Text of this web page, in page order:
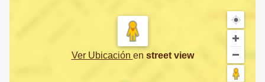
Ver Ubicación en street view